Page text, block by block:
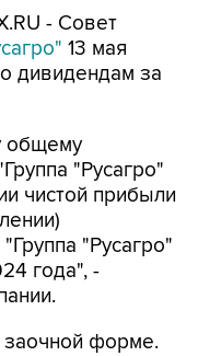
- Совет
13 мая
дивидендам за
общему
"Русагро"
чистой прибыли
"Русагро"
года", -
заочной форме.